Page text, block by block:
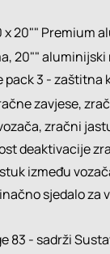
x 20"" Premium
20""
pack 3 - zaštitna
zavjese,
zračni
deaktivacije
između
sjedalo za
83 - sadrži